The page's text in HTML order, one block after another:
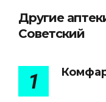
Другие
Советский
1